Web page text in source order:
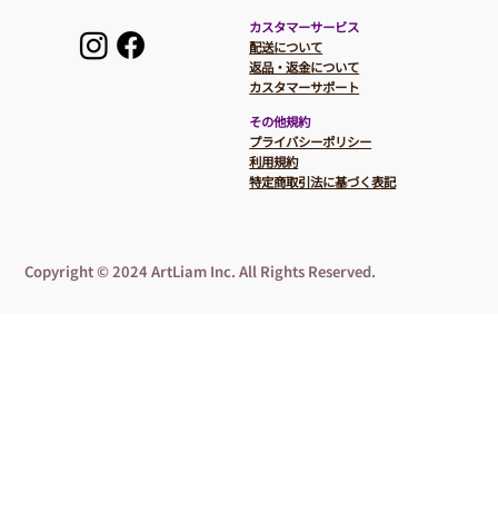
カスタマーサービス
​配送について
返品・返金について
カスタマーサポート
その他規約
プライバシーポリシー
利用規約
特定商取引法に基づく表記
Copyright © 2024 ArtLiam Inc. All Rights Reserved.